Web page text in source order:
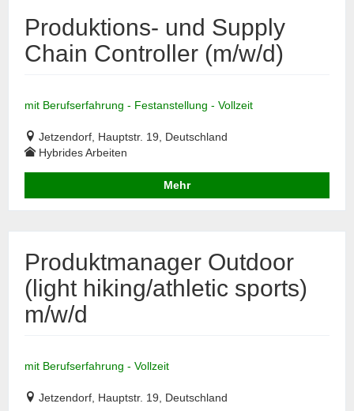
Produktions- und Supply
Chain Controller (m/w/d)
mit Berufserfahrung - Festanstellung - Vollzeit
Jetzendorf, Hauptstr. 19, Deutschland
Hybrides Arbeiten
Mehr
Produktmanager Outdoor
(light hiking/athletic sports)
m/w/d
mit Berufserfahrung - Vollzeit
Jetzendorf, Hauptstr. 19, Deutschland